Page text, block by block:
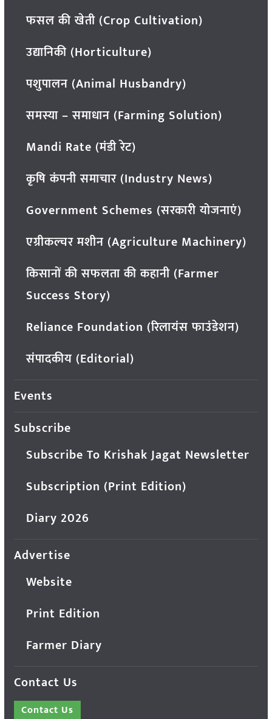
फसल की खेती (Crop Cultivation)
उद्यानिकी (Horticulture)
पशुपालन (Animal Husbandry)
समस्या – समाधान (Farming Solution)
Mandi Rate (मंडी रेट)
कृषि कंपनी समाचार (Industry News)
Government Schemes (सरकारी योजनाएं)
एग्रीकल्चर मशीन (Agriculture Machinery)
किसानों की सफलता की कहानी (Farmer
Success Story)
Reliance Foundation (रिलायंस फाउंडेशन)
संपादकीय (Editorial)
Events
Subscribe
Subscribe To Krishak Jagat Newsletter
Subscription (Print Edition)
Diary 2026
Advertise
Website
Print Edition
Farmer Diary
Contact Us
Contact Us